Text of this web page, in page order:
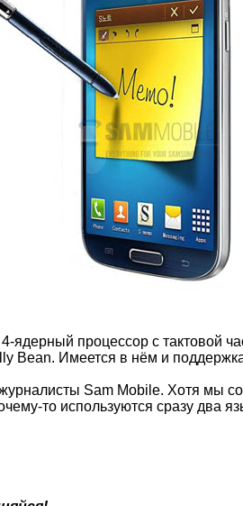
ядерный процессор с тактовой
Bean. Имеется в нём и
Sam Mobile. Хотя мы
то используются сразу два